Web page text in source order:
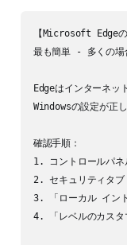
【Microsoft Edgeの
最も簡単 - 多くの場
Edgeはインターネッ
Windowsの設定が正
確認手順：
1. コントロールパ
2. セキュリティタブ
3. 「ローカル イン
4. 「レベルのカスタ